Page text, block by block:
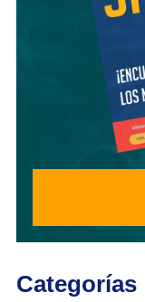
Categorías